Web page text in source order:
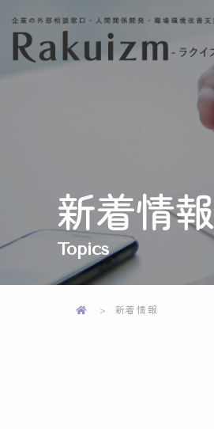
新着情報
Topics
新着情報